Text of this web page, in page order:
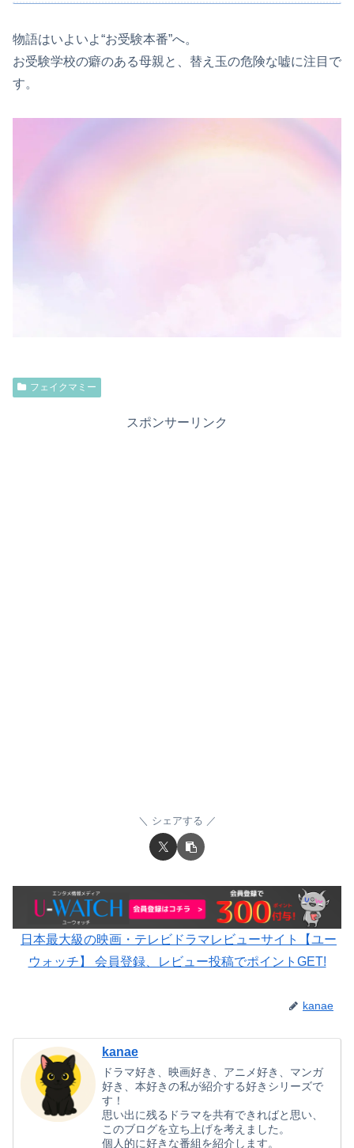
物語はいよいよ“お受験本番”へ。
お受験学校の癖のある母親と、替え玉の危険な嘘に注目で
す。
フェイクマミー
スポンサーリンク
シェアする
日本最大級の映画・テレビドラマレビューサイト【ユー
ウォッチ】 会員登録、レビュー投稿でポイントGET!
kanae
kanae
ドラマ好き、映画好き、アニメ好き、マンガ
好き、本好きの私が紹介する好きシリーズで
す！
思い出に残るドラマを共有できればと思い、
このブログを立ち上げを考えました。
個人的に好きな番組を紹介します。